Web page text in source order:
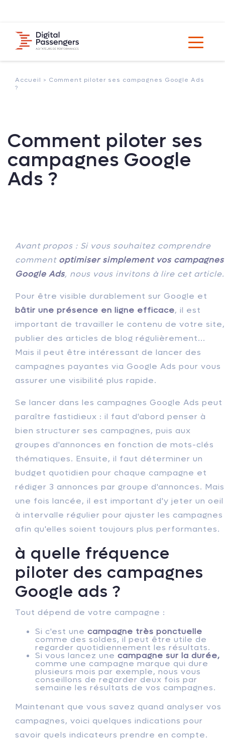
Accueil > Comment piloter ses campagnes Google Ads
?
Comment piloter ses
campagnes Google
Ads ?
Avant propos : Si vous souhaitez comprendre
comment optimiser simplement vos campagnes
Google Ads, nous vous invitons à lire cet article.
Pour être visible durablement sur Google et
bâtir une présence en ligne efficace, il est
important de travailler le contenu de votre site,
publier des articles de blog régulièrement...
Mais il peut être intéressant de lancer des
campagnes payantes via Google Ads pour vous
assurer une visibilité plus rapide.
Se lancer dans les campagnes Google Ads peut
paraître fastidieux : il faut d'abord penser à
bien structurer ses campagnes, puis aux
groupes d'annonces en fonction de mots-clés
thématiques. Ensuite, il faut déterminer un
budget quotidien pour chaque campagne et
rédiger 3 annonces par groupe d'annonces. Mais
une fois lancée, il est important d'y jeter un oeil
à intervalle régulier pour ajuster les campagnes
afin qu'elles soient toujours plus performantes.
à quelle fréquence
piloter des campagnes
Google ads ?
Tout dépend de votre campagne :
Si c'est une campagne très ponctuelle
comme des soldes, il peut être utile de
regarder quotidiennement les résultats.
Si vous lancez une campagne sur la durée,
comme une campagne marque qui dure
plusieurs mois par exemple, nous vous
conseillons de regarder deux fois par
semaine les résultats de vos campagnes.
Maintenant que vous savez quand analyser vos
campagnes, voici quelques indications pour
savoir quels indicateurs prendre en compte.